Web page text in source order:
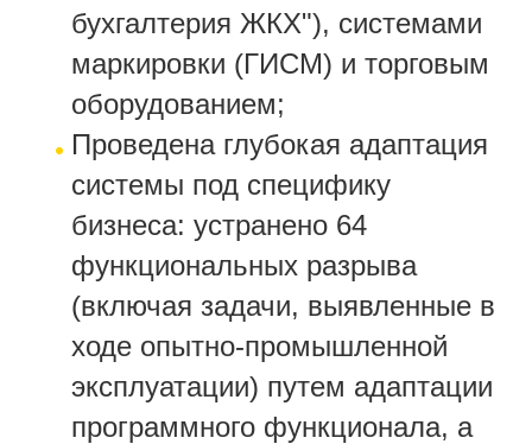
бухгалтерия ЖКХ"), системами
маркировки (ГИСМ) и торговым
оборудованием;
Проведена глубокая адаптация
системы под специфику
бизнеса: устранено 64
функциональных разрыва
(включая задачи, выявленные в
ходе опытно-промышленной
эксплуатации) путем адаптации
программного функционала, а